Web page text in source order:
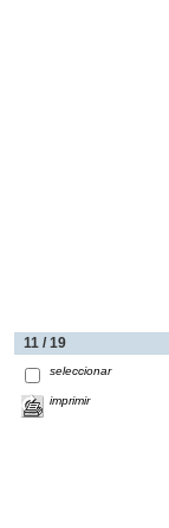
11 / 19
seleccionar
imprimir